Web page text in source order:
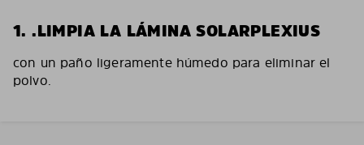
1. .LIMPIA LA LÁMINA SOLARPLEXIUS
con un paño ligeramente húmedo para eliminar el
polvo.